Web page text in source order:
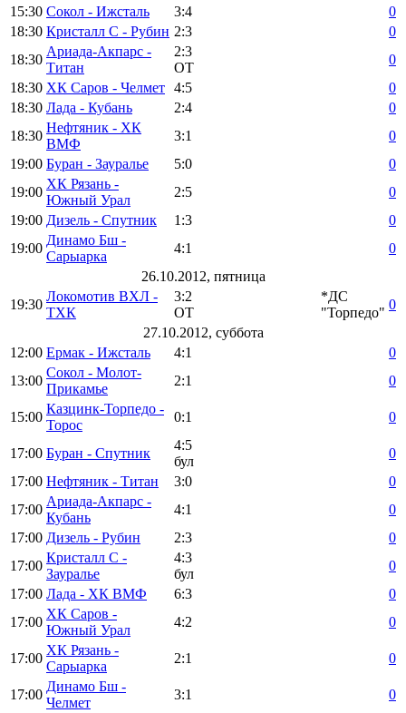
15:30 Сокол - Ижсталь 3:4
0
18:30 Кристалл С - Рубин 2:3
0
18:30
Ариада-Акпарс -
Титан
2:3
ОТ
0
18:30 ХК Саров - Челмет 4:5
0
18:30 Лада - Кубань 2:4
0
18:30
Нефтяник - ХК
ВМФ
3:1
0
19:00 Буран - Зауралье 5:0
0
19:00
ХК Рязань -
Южный Урал
2:5
0
19:00 Дизель - Спутник 1:3
0
19:00
Динамо Бш -
Сарыарка
4:1
0
26.10.2012, пятница
19:30
Локомотив ВХЛ -
ТХК
3:2
ОТ
*ДС
"Торпедо"
0
27.10.2012, суббота
12:00 Ермак - Ижсталь 4:1
0
13:00
Сокол - Молот-
Прикамье
2:1 0
15:00
Казцинк-Торпедо -
Торос
0:1 0
17:00 Буран - Спутник
4:5
бул
0
17:00 Нефтяник - Титан 3:0
0
17:00
Ариада-Акпарс -
Кубань
4:1
0
17:00 Дизель - Рубин 2:3
0
17:00
Кристалл С -
Зауралье
4:3
бул
0
17:00 Лада - ХК ВМФ 6:3
0
17:00
ХК Саров -
Южный Урал
4:2 0
17:00
ХК Рязань -
Сарыарка
2:1 0
17:00
Динамо Бш -
Челмет
3:1
0